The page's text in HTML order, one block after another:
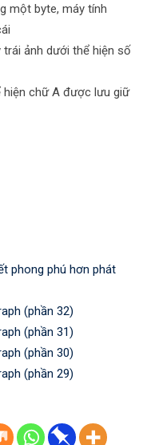
một byte, máy tính
trái ảnh dưới thể hiện số
hiện chữ A được lưu giữ
phong phú hơn phát
(phần 32)
(phần 31)
(phần 30)
(phần 29)